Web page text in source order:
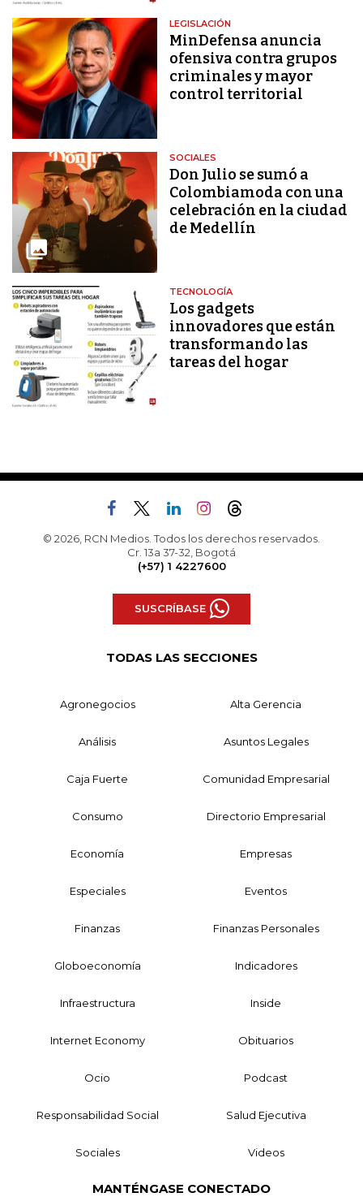
LEGISLACIÓN
MinDefensa anuncia
ofensiva contra grupos
criminales y mayor
control territorial
SOCIALES
Don Julio se sumó a
Colombiamoda con una
celebración en la ciudad
de Medellín
TECNOLOGÍA
Los gadgets
innovadores que están
transformando las
tareas del hogar
© 2026, RCN Medios. Todos los derechos reservados.
Cr. 13a 37-32, Bogotá
(+57) 1 4227600
SUSCRÍBASE
TODAS LAS SECCIONES
Agronegocios Alta Gerencia
Análisis Asuntos Legales
Caja Fuerte Comunidad Empresarial
Consumo Directorio Empresarial
Economía Empresas
Especiales Eventos
Finanzas Finanzas Personales
Globoeconomía Indicadores
Infraestructura Inside
Internet Economy Obituarios
Ocio Podcast
Responsabilidad Social Salud Ejecutiva
Sociales Videos
MANTÉNGASE CONECTADO